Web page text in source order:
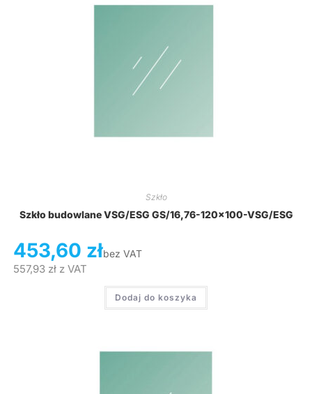
Szkło
Szkło budowlane VSG/ESG GS/16,76-120×100-VSG/ESG
453,60 złbez VAT
557,93 złz VAT
Dodaj do koszyka